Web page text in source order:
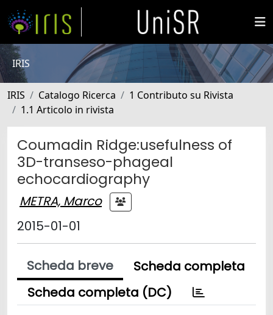
IRIS
IRIS Catalogo Ricerca
1 Contributo su Rivista
1.1 Articolo in rivista
Coumadin Ridge:usefulness of
3D-transeso-phageal
echocardiography
METRA, Marco
2015-01-01
Scheda breve
Scheda completa
Scheda completa (DC)